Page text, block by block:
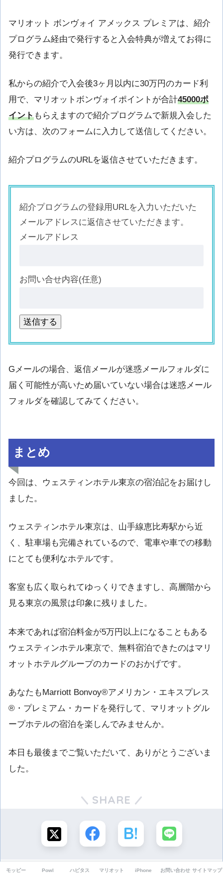
マリオット ボンヴォイ アメックス プレミアは、紹介
プログラム経由で発行すると入会特典が増えてお得に
発行できます。
私からの紹介で入会後3ヶ月以内に30万円のカード利
用で、マリオットボンヴォイポイントが合計45000ポ
イントもらえますので紹介プログラムで新規入会した
い方は、次のフォームに入力して送信してください。
紹介プログラムのURLを返信させていただきます。
紹介プログラムの登録用URLを入力いただいた
メールアドレスに返信させていただきます。
メールアドレス
お問い合せ内容(任意)
Gメールの場合、返信メールが迷惑メールフォルダに
届く可能性が高いため届いていない場合は迷惑メール
フォルダを確認してみてください。
まとめ
今回は、ウェスティンホテル東京の宿泊記をお届けし
ました。
ウェスティンホテル東京は、山手線恵比寿駅から近
く、駐車場も完備されているので、電車や車での移動
にとても便利なホテルです。
客室も広く取られてゆっくりできますし、高層階から
見る東京の風景は印象に残りました。
本来であれば宿泊料金が5万円以上になることもある
ウェスティンホテル東京で、無料宿泊できたのはマリ
オットホテルグループのカードのおかげです。
あなたもMarriott Bonvoy®アメリカン・エキスプレス
®・プレミアム・カードを発行して、マリオットグル
ープホテルの宿泊を楽しんでみませんか。
本日も最後までご覧いただいて、ありがとうございま
した。
SHARE
モッピー Powl ハピタス マリオット iPhone お問い合わせ サイトマップ